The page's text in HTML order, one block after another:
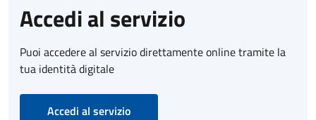
Accedi al servizio
Puoi accedere al servizio direttamente online tramite la
tua identità digitale
Accedi al servizio